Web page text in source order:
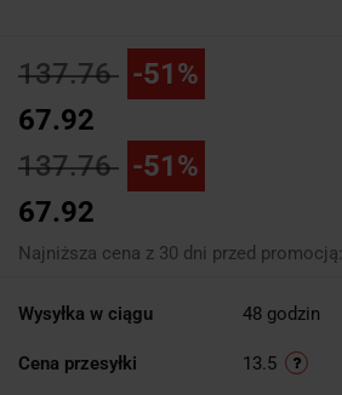
137.76
-51%
67.92
137.76
-51%
67.92
Najniższa cena z 30 dni przed promocją:
Wysyłka w ciągu 48 godzin
Cena przesyłki 13.5